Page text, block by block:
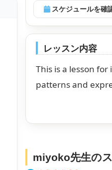
スケジュールを確
レッスン内容
This is a lesson
patterns and
miyoko先生の